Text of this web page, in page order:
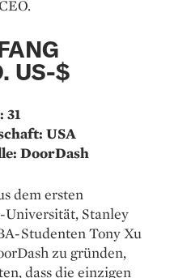
US-$
31
USA
DoorDash
dem ersten
Stanley
Studenten Tony Xu
zu gründen,
dass die einzigen